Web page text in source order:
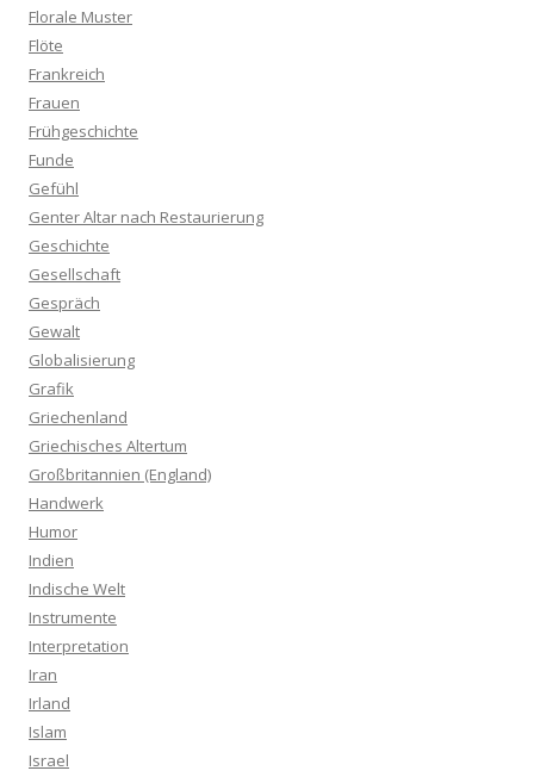
Florale Muster
Flöte
Frankreich
Frauen
Frühgeschichte
Funde
Gefühl
Genter Altar nach Restaurierung
Geschichte
Gesellschaft
Gespräch
Gewalt
Globalisierung
Grafik
Griechenland
Griechisches Altertum
Großbritannien (England)
Handwerk
Humor
Indien
Indische Welt
Instrumente
Interpretation
Iran
Irland
Islam
Israel